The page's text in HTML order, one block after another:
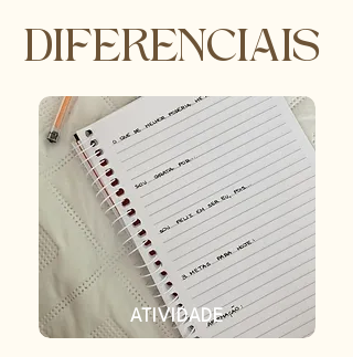
DIFERENCIAIS
ATIVIDADE